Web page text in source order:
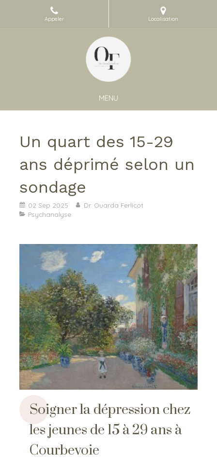
Appeler Localisation
MENU
Un quart des 15-29
ans déprimé selon un
sondage
02 Sep 2025
Dr. Ouarda Ferlicot
Psychanalyse
Soigner la dépression chez
les jeunes de 15 à 29 ans à
Courbevoie